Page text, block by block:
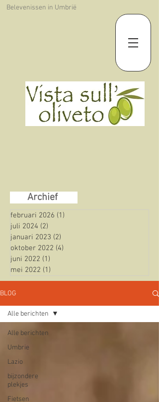
Belevenissen in Umbrië
Archief
februari 2026 (1)
juli 2024 (2)
januari 2023 (2)
oktober 2022 (4)
juni 2022 (1)
mei 2022 (1)
BLOG
Alle berichten
Umbrie
Lazio
bijzondere
plekjes
Fietsen
Alle berichten